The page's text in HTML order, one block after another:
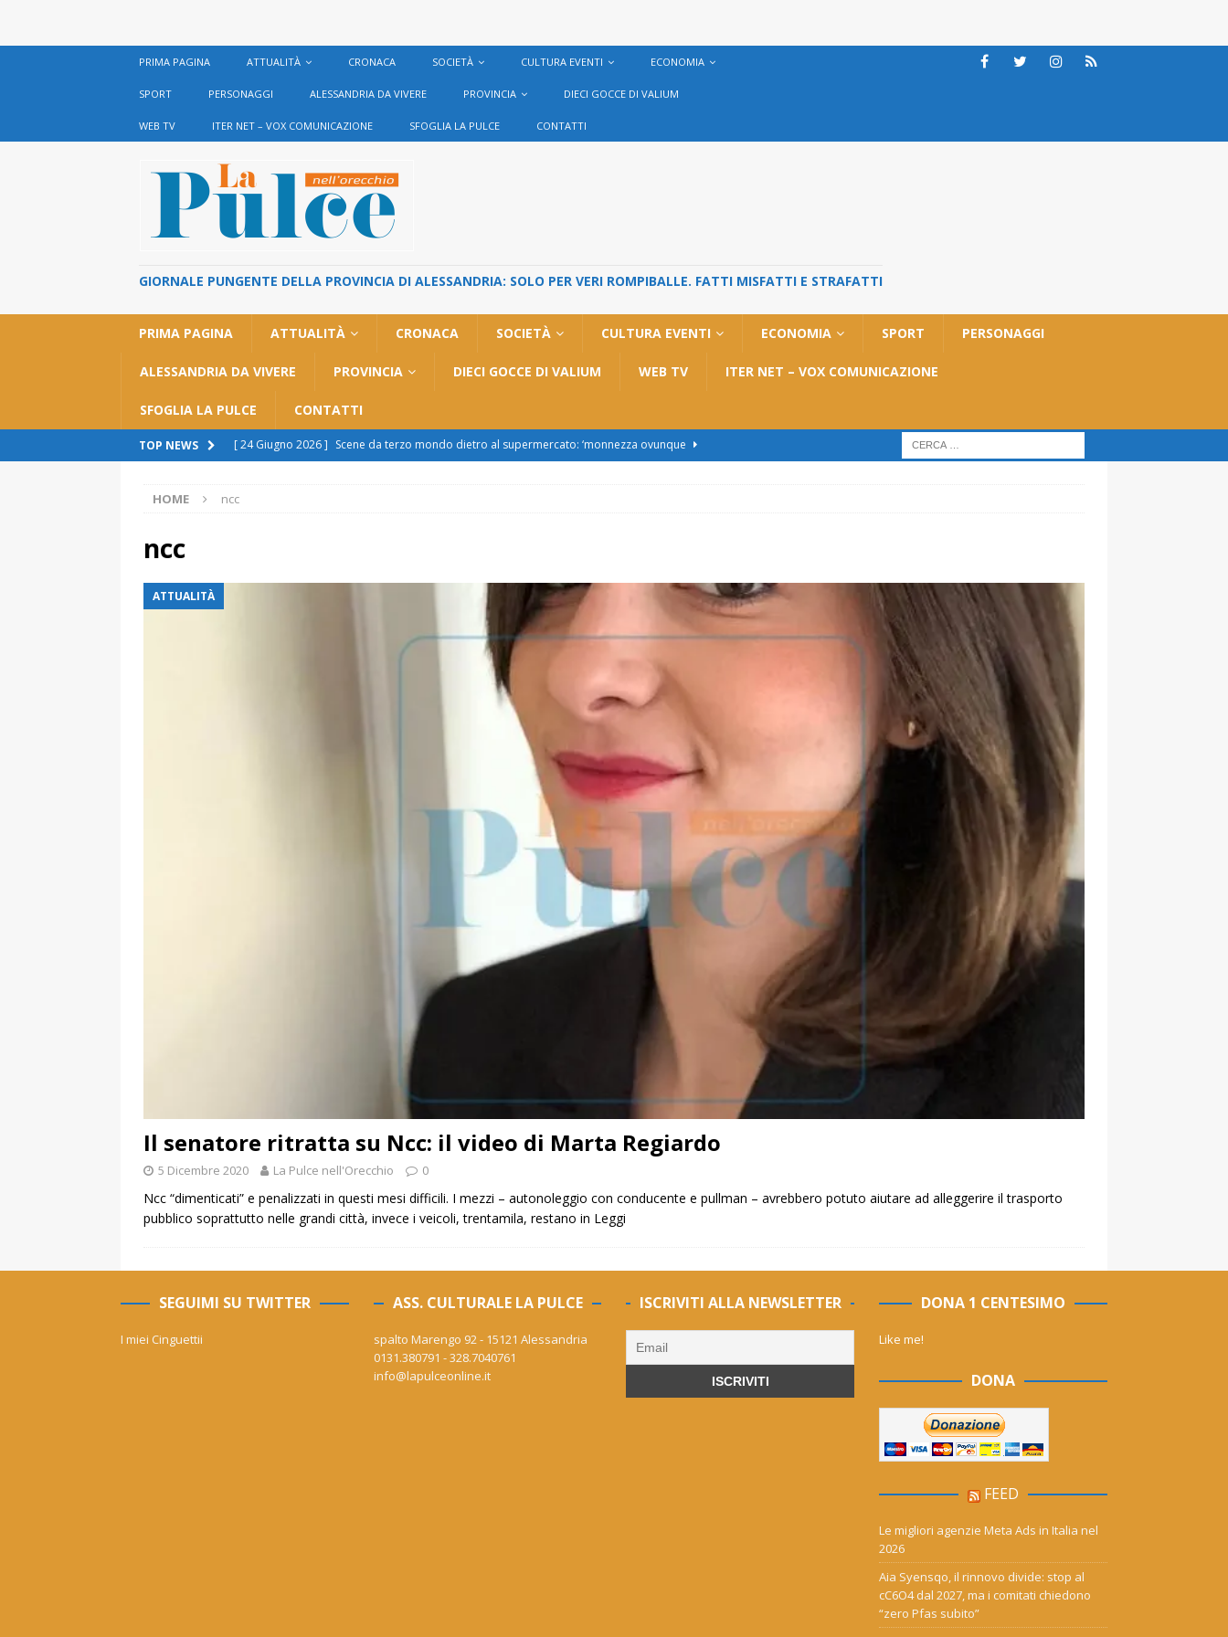
PRIMA PAGINA ATTUALITÀ CRONACA SOCIETÀ CULTURA EVENTI ECONOMIA
SPORT PERSONAGGI ALESSANDRIA DA VIVERE PROVINCIA DIECI GOCCE DI VALIUM
WEB TV ITER NET – VOX COMUNICAZIONE SFOGLIA LA PULCE CONTATTI
GIORNALE PUNGENTE DELLA PROVINCIA DI ALESSANDRIA: SOLO PER VERI ROMPIBALLE. FATTI MISFATTI E STRAFATTI
PRIMA PAGINA ATTUALITÀ CRONACA SOCIETÀ CULTURA EVENTI ECONOMIA SPORT PERSONAGGI
ALESSANDRIA DA VIVERE PROVINCIA DIECI GOCCE DI VALIUM WEB TV ITER NET – VOX COMUNICAZIONE
SFOGLIA LA PULCE CONTATTI
TOP NEWS [ 24 Giugno 2026 ] Scene da terzo mondo dietro al supermercato: ‘monnezza ovunque
[ 11 Giugno 2026 ]
ATTUALITÀ
Polemica sul trasferimento da Torino al Pam di Alessandria: “Ci vogliono
Alessandria senz’acqua, il sindaco esplode: “Comunicazione vergognosa,
HOME ncc
ncc
ATTUALITÀ
Il senatore ritratta su Ncc: il video di Marta Regiardo
5 Dicembre 2020 La Pulce nell'Orecchio 0
Ncc “dimenticati” e penalizzati in questi mesi difficili. I mezzi – autonoleggio con conducente e pullman – avrebbero potuto aiutare ad alleggerire il trasporto
pubblico soprattutto nelle grandi città, invece i veicoli, trentamila, restano in Leggi
SEGUIMI SU TWITTER
I miei Cinguettii
ASS. CULTURALE LA PULCE
spalto Marengo 92 - 15121 Alessandria
0131.380791 - 328.7040761
info@lapulceonline.it
ISCRIVITI ALLA NEWSLETTER DONA 1 CENTESIMO
Like me!
DONA
FEED
Le migliori agenzie Meta Ads in Italia nel
2026
Aia Syensqo, il rinnovo divide: stop al
cC6O4 dal 2027, ma i comitati chiedono
“zero Pfas subito”